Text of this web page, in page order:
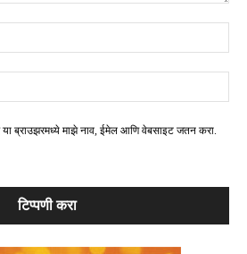
या ब्राउझरमध्ये माझे नाव, ईमेल आणि वेबसाइट जतन करा.